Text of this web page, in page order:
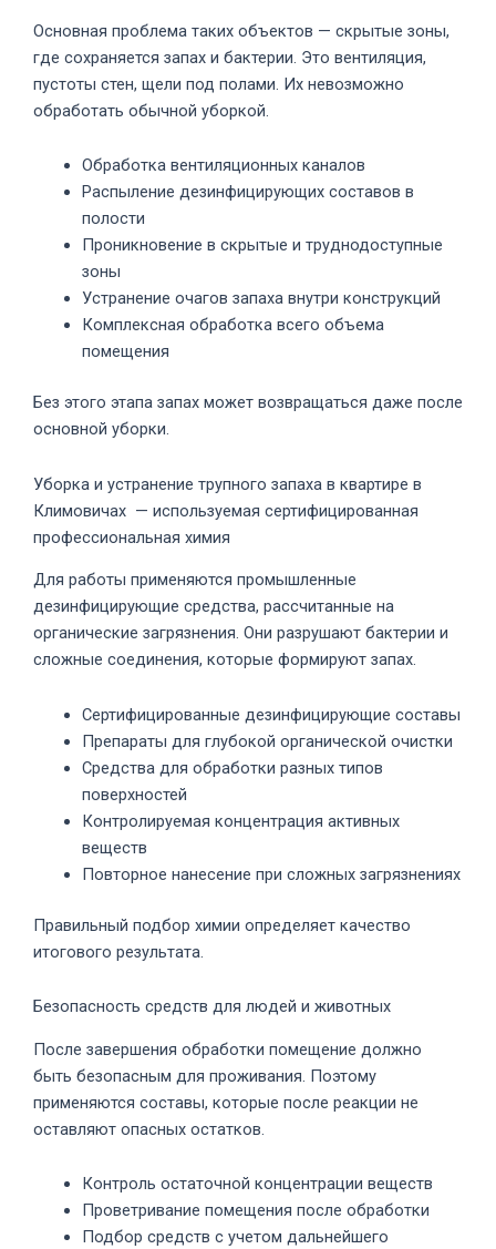
Основная проблема таких объектов — скрытые зоны,
где сохраняется запах и бактерии. Это вентиляция,
пустоты стен, щели под полами. Их невозможно
обработать обычной уборкой.
Обработка вентиляционных каналов
Распыление дезинфицирующих составов в
полости
Проникновение в скрытые и труднодоступные
зоны
Устранение очагов запаха внутри конструкций
Комплексная обработка всего объема
помещения
Без этого этапа запах может возвращаться даже после
основной уборки.
Уборка и устранение трупного запаха в квартире в
Климовичах — используемая сертифицированная
профессиональная химия
Для работы применяются промышленные
дезинфицирующие средства, рассчитанные на
органические загрязнения. Они разрушают бактерии и
сложные соединения, которые формируют запах.
Сертифицированные дезинфицирующие составы
Препараты для глубокой органической очистки
Средства для обработки разных типов
поверхностей
Контролируемая концентрация активных
веществ
Повторное нанесение при сложных загрязнениях
Правильный подбор химии определяет качество
итогового результата.
Безопасность средств для людей и животных
После завершения обработки помещение должно
быть безопасным для проживания. Поэтому
применяются составы, которые после реакции не
оставляют опасных остатков.
Контроль остаточной концентрации веществ
Проветривание помещения после обработки
Подбор средств с учетом дальнейшего